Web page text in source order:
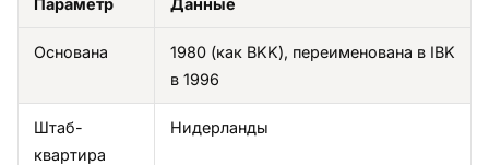
Основана
1980 (как BKK), переименована в IBK
в 1996
Штаб-
квартира
Нидерланды